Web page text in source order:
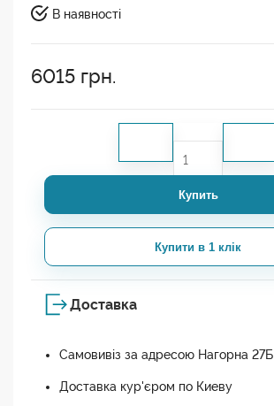
В наявності
6015 грн.
Купить
Купити в 1 клік
Доставка
Самовивіз за адресою Нагорна 27Б
Доставка кур'єром по Киеву